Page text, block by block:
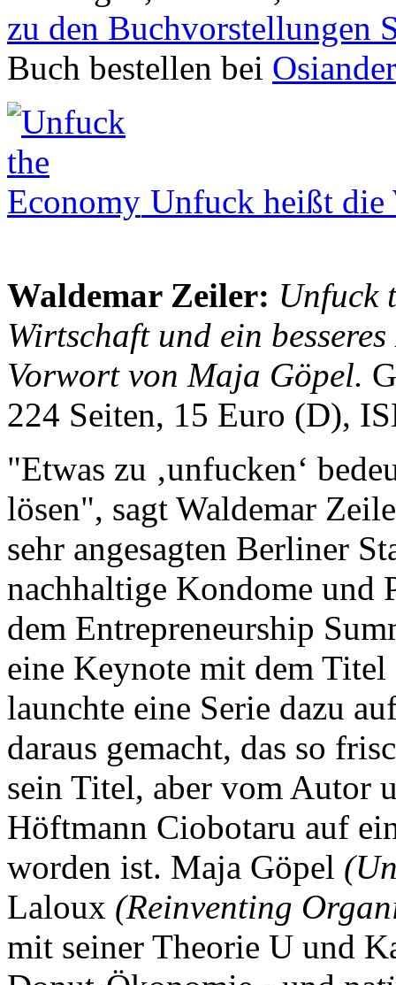
zu den Buchvorstellungen
Buch bestellen bei
Unfuck heißt die
Waldemar Zeiler: Unfuck
Wirtschaft und ein
Vorwort von Maja Göpel.
224 Seiten, 15 Euro (D),
"Etwas zu ‚unfucken‘
lösen", sagt Waldemar
sehr angesagten Berliner
nachhaltige Kondome und
dem Entrepreneurship
eine Keynote mit dem
launchte eine Serie dazu
daraus gemacht, das so
sein Titel, aber vom Autor
Höftmann Ciobotaru auf
worden ist. Maja Göpel
Laloux (Reinventing
mit seiner Theorie U und